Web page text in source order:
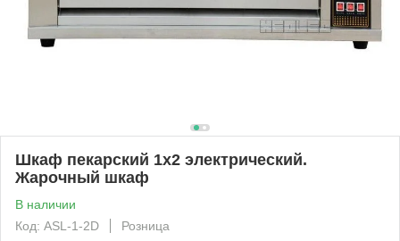
Шкаф пекарский 1х2 электрический.
Жарочный шкаф
В наличии
Код: ASL-1-2D
Розница